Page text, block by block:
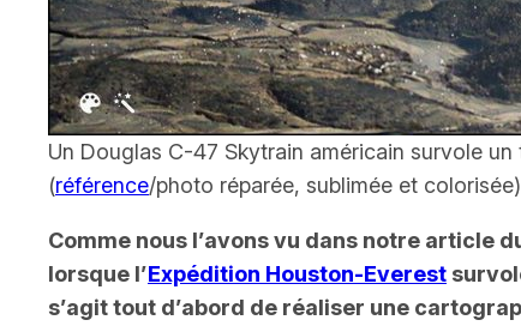
Un Douglas C-47 Skytrain américain survole
(référence/photo réparée, sublimée et
Comme nous l’avons vu dans notre article
lorsque l’Expédition Houston-Everest
s’agit tout d’abord de réaliser une